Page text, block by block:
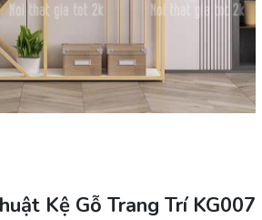
Kệ Gỗ Trang Trí KG007